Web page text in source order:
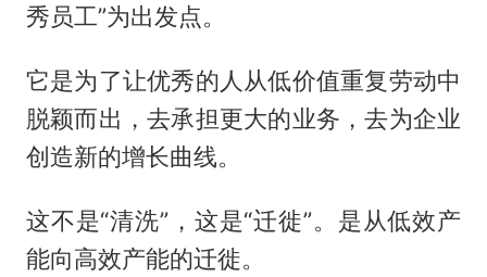
秀员工”为出发点。
它是为了让优秀的人从低价值重复劳动中
脱颖而出，去承担更大的业务，去为企业
创造新的增长曲线。
这不是“清洗”，这是“迁徙”。是从低效产
能向高效产能的迁徙。